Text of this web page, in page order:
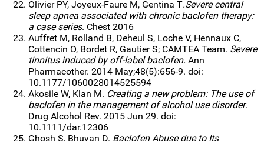
Olivier PY, Joyeux-Faure M, Gentina T.Severe central
sleep apnea associated with chronic baclofen therapy:
a case series. Chest 2016
Auffret M, Rolland B, Deheul S, Loche V, Hennaux C,
Cottencin O, Bordet R, Gautier S; CAMTEA Team. Severe
tinnitus induced by off-label baclofen. Ann
Pharmacother. 2014 May;48(5):656-9. doi:
10.1177/1060028014525594
Akosile W, Klan M. Creating a new problem: The use of
baclofen in the management of alcohol use disorder.
Drug Alcohol Rev. 2015 Jun 29. doi:
10.1111/dar.12306
Ghosh S, Bhuyan D. Baclofen Abuse due to Its